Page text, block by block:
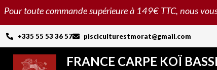
Aller
contenu
Pour toute commande supérieure à 149€ TTC, nous
+335 55 53 36 57 pisciculturestmorat@gmail.com
FRANCE CARPE KOÏ